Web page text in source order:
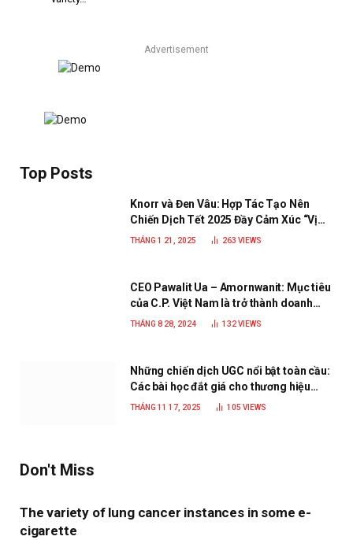
Advertisement
Top Posts
Knorr và Đen Vâu: Hợp Tác Tạo Nên
Chiến Dịch Tết 2025 Đầy Cảm Xúc “Vị
Nhà”
THÁNG 1 21, 2025 263 VIEWS
CEO Pawalit Ua – Amornwanit: Mục tiêu
của C.P. Việt Nam là trở thành doanh
nghiệp xanh, phát triển bền vững
THÁNG 8 28, 2024 132VIEWS
Những chiến dịch UGC nổi bật toàn cầu:
Các bài học đắt giá cho thương hiệu
năm 2025
THÁNG 11 17, 2025 105 VIEWS
Don't Miss
The variety of lung cancer instances in some e-
cigarette